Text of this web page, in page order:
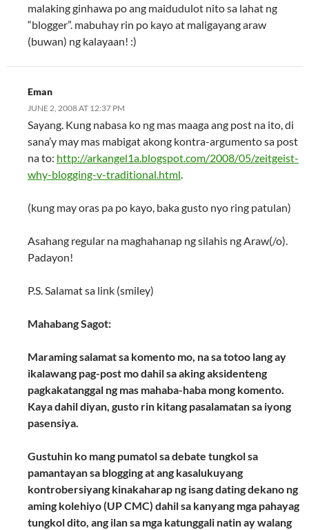
malaking ginhawa po ang maidudulot nito sa lahat ng
“blogger”. mabuhay rin po kayo at maligayang araw
(buwan) ng kalayaan! :)
Eman
JUNE 2, 2008 AT 12:37 PM
Sayang. Kung nabasa ko ng mas maaga ang post na ito, di
sana’y may mas mabigat akong kontra-argumento sa post
na to: http://arkangel1a.blogspot.com/2008/05/zeitgeist-
why-blogging-v-traditional.html.
(kung may oras pa po kayo, baka gusto nyo ring patulan)
Asahang regular na maghahanap ng silahis ng Araw(/o).
Padayon!
P.S. Salamat sa link (smiley)
Mahabang Sagot:
Maraming salamat sa komento mo, na sa totoo lang ay
ikalawang pag-post mo dahil sa aking aksidenteng
pagkakatanggal ng mas mahaba-haba mong komento.
Kaya dahil diyan, gusto rin kitang pasalamatan sa iyong
pasensiya.
Gustuhin ko mang pumatol sa debate tungkol sa
pamantayan sa blogging at ang kasalukuyang
kontrobersiyang kinakaharap ng isang dating dekano ng
aming kolehiyo (UP CMC) dahil sa kanyang mga pahayag
tungkol dito, ang ilan sa mga katunggali natin ay walang